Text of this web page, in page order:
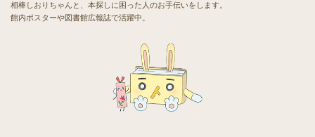
相棒しおりちゃんと、本探しに困った人のお手伝いをします。
館内ポスターや図書館広報誌で活躍中。